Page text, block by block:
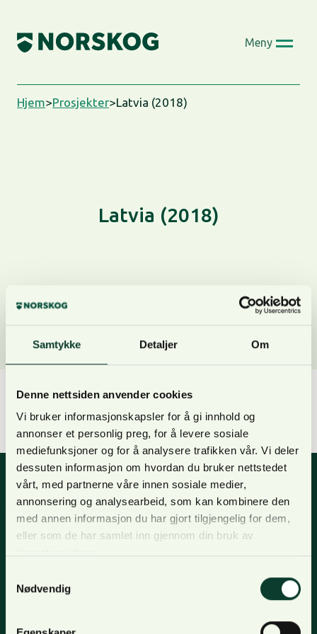
Samtykke Detaljer Om
Denne nettsiden anvender cookies
Vi bruker informasjonskapsler for å gi innhold og
annonser et personlig preg, for å levere sosiale
mediefunksjoner og for å analysere trafikken vår. Vi deler
dessuten informasjon om hvordan du bruker nettstedet
vårt, med partnerne våre innen sosiale medier,
annonsering og analysearbeid, som kan kombinere den
med annen informasjon du har gjort tilgjengelig for dem,
eller som de har samlet inn gjennom din bruk av
Nødvendig
content
Meny
Hjem>Prosjekter>Latvia (2018)
Latvia (2018)
Valuation and purchase due diligence of productive
forests ~ 111,000 ha
Nyhetsbrev
Meld deg på